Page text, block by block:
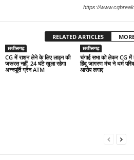
https://
RELATED ARTICLES
छत्तीसगढ़
CG में राशन लेने के लिए लाइन की
जरूरत नहीं, 24 घंटे खुला रहेगा
अन्नपूर्ति ग्रेन ATM
छत्तीसगढ़
चंगाई सभा को लेकर CG में
हिंदू जागरण मंच ने धर्म
आरोप लगाए